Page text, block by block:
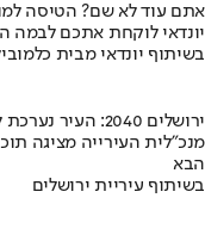
אתם עוד לא שם? הטיסה
יונדאי לוקחת אתכם לבמה
בשיתוף יונדאי מבית
ירושלים 2040: העיר נערכת ל- 1.5 מליון תושבים
מנכ"לית העירייה מציגה
הבא
בשיתוף עיריית ירושלים